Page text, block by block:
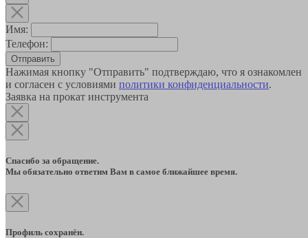
Имя:
Телефон:
Отправить
Нажимая кнопку "Отправить" подтверждаю, что я ознакомлен
и согласен с условиями политики конфиденциальности.
Заявка на прокат инструмента
Спасибо за обращение.
Мы обязательно ответим Вам в самое ближайшее время.
Профиль сохранён.